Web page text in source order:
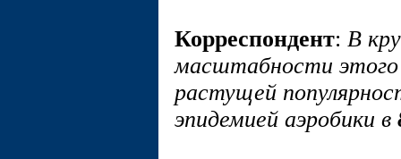
Корреспондент: В
масштабности этого
растущей
эпидемией аэробики в